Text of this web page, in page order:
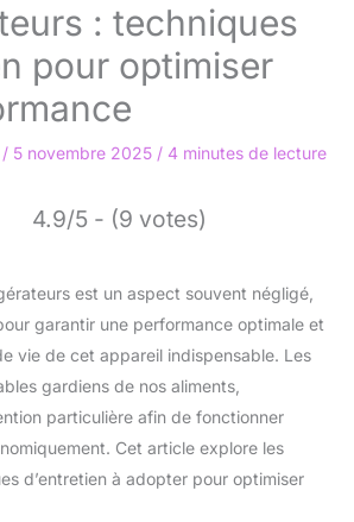
: techniques
pour optimiser
/ 5 novembre 2025 / 4 minutes de lecture
4.9/5 - (9 votes)
est un aspect souvent négligé,
garantir une performance optimale et
vie de cet appareil indispensable. Les
gardiens de nos aliments,
particulière afin de fonctionner
Cet article explore les
d’entretien à adopter pour optimiser